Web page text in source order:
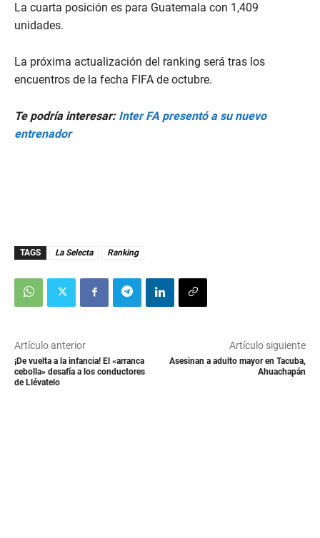
La cuarta posición es para Guatemala con 1,409
unidades.
La próxima actualización del ranking será tras los
encuentros de la fecha FIFA de octubre.
Te podría interesar: Inter FA presentó a su nuevo
entrenador
TAGS La Selecta Ranking
Artículo anterior
¡De vuelta a la infancia! El «arranca
cebolla» desafía a los conductores
de Llévatelo
Artículo siguiente
Asesinan a adulto mayor en Tacuba,
Ahuachapán